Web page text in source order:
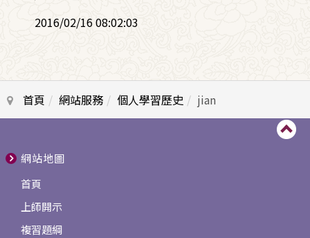
2016/02/16 08:02:03
首頁 網站服務 個人學習歷史 jian
網站地圖
首頁
上師開示
複習題綱